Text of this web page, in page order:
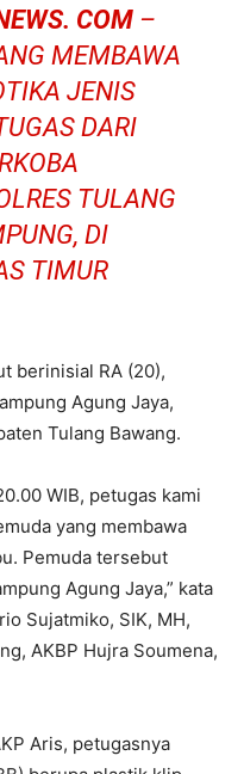
COM –
MEMBAWA
JENIS
DARI
TULANG
DI
TIMUR
berinisial RA (20),
Agung Jaya,
Tulang Bawang.
WIB, petugas kami
yang membawa
Pemuda tersebut
Agung Jaya,” kata
Sujatmiko, SIK, MH,
AKBP Hujra Soumena,
Aris, petugasnya